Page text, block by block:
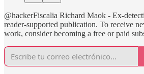
@hackerFiscalia Richard Maok - Ex-
reader-supported publication. To receive
work, consider becoming a free or paid